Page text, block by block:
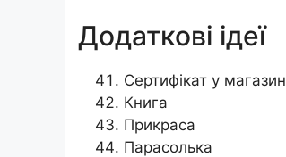
Додаткові ідеї
Сертифікат у магазин
Книга
Прикраса
Парасолька